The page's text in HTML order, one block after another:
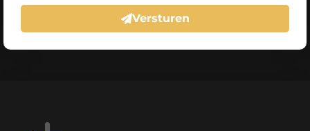
Versturen